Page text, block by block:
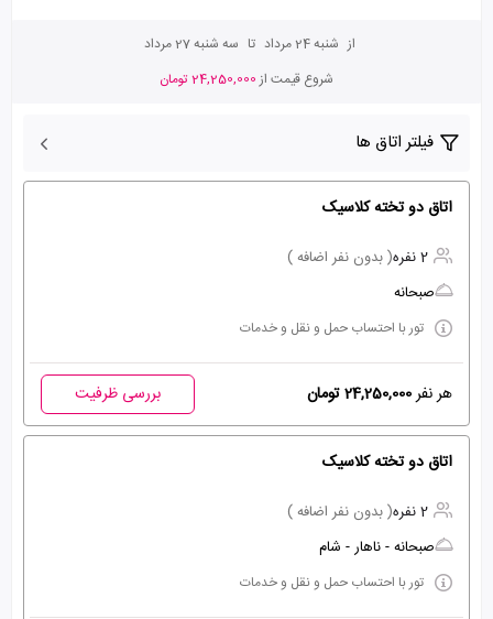
از شنبه 24 مرداد تا سه شنبه 27 مرداد
شروع قیمت از24,250,000 تومان
فیلتر اتاق ها
اتاق دو تخته کلاسیک
2 نفره
( بدون نفر اضافه )
صبحانه
تور با احتساب حمل و نقل و خدمات
هر نفر24,250,000 تومان بررسی ظرفیت
اتاق دو تخته کلاسیک
2 نفره
( بدون نفر اضافه )
صبحانه - ناهار - شام
تور با احتساب حمل و نقل و خدمات